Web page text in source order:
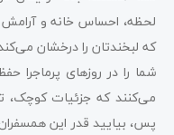
لحظه، احساس خانه و آرامش
که لبخندتان را درخشان
شما را در روزهای پرماجرا
می‌کنند که جزئیات کوچک،
پس، بیایید قدر این